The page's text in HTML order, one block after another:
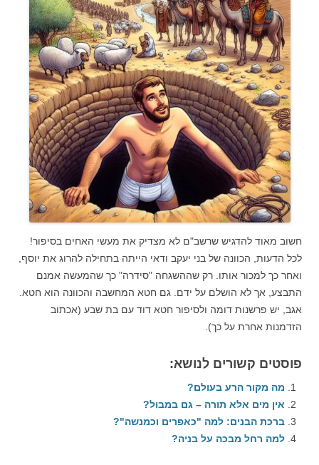
חשוב מאוד להדגיש שרשב"ם לא מצדיק את מעשי האחים בסיפור!
לכל הדעות, הכוונה של בני יעקב ודאי הייתה בתחילה להרוג את יוסף,
ואחר כך למכור אותו. רק שההשגחה "סידרה" כך שהמעשה אמנם
התבצע, אך לא הושלם על ידם. גם חטא המחשבה והכוונה הוא חטא.
אגב, יש פרשנות דומה ולסיפור חטא דוד עם בת שבע (אכתוב
הזדמנות אחרת על כך).
פוסטים קשורים לנושא:
מה מקור הרע בעולם?
אין מים אלא תורה – גם במבול?
ברכת הבנים: למה "כאפרים וכמנשה"?
למה רחל מבכה על בניה?